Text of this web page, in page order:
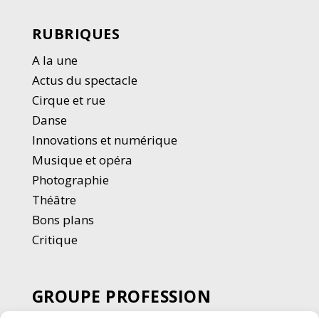
RUBRIQUES
A la une
Actus du spectacle
Cirque et rue
Danse
Innovations et numérique
Musique et opéra
Photographie
Théâtre
Bons plans
Critique
GROUPE PROFESSION